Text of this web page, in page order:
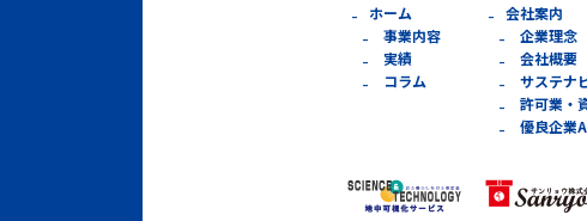
ホーム
事業内容
実績
コラム
会社案内
企業理念
会社概要
サステナ
許可業・
優良企業